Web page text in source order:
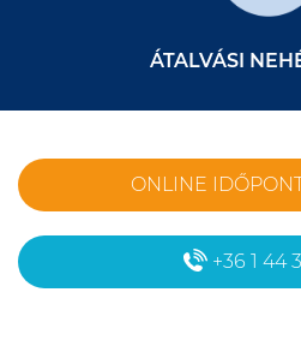
ÁTALVÁSI
ONLINE
+36 1 44